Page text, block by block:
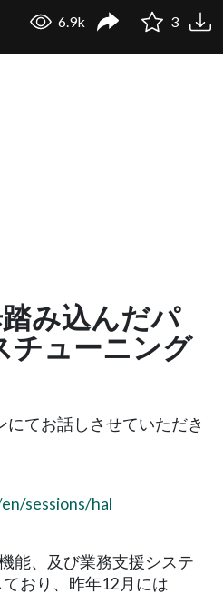
6.9k 3
み込んだパ
チューニング
にてお話しさせていただき
sessions/hal
能、及び業務支援システ
おり、昨年12月には